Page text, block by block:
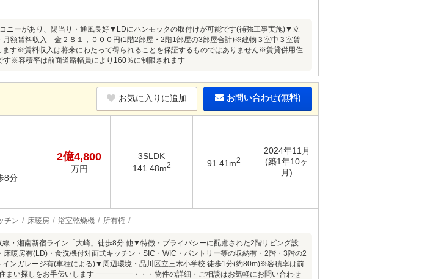
ニーがあり、陽当り・通風良好▼LDにハンモックの取付けが可能です(補強工事実施)▼立
額賃料収入 金２８１，０００円(1階2部屋・2階1部屋の3部屋合計)※建物３室中３室賃
す※賃料収入は将来にわたって得られることを保証するものではありません※賃貸併用住
※容積率は前面道路幅員により160％に制限されます
お気に入りに追加 お問い合わせ(無料)
8分
2億4,800
万円
3SLDK
141.48m2 91.41m2
2024年11月
(築1年10ヶ
月)
チン 床暖房 浴室乾燥機 所有権
・湘南新宿ライン「大崎」徒歩8分 他▼特徴・プライバシーに配慮された2階リビング設
暖房有(LD)・食洗機付対面式キッチン・SIC・WIC・パントリー等の収納有・2階・3階の2
ンガレージ有(車種による)▼周辺環境・品川区立三木小学校 徒歩1分(約80m)※容積率は前
まい探しをお手伝いします ━━━━━・・・物件の詳細・ご相談はお気軽にお問い合わせ